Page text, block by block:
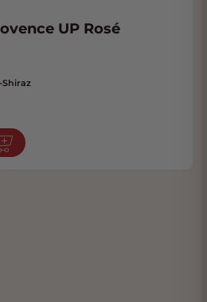
UP Rosé
Shiraz